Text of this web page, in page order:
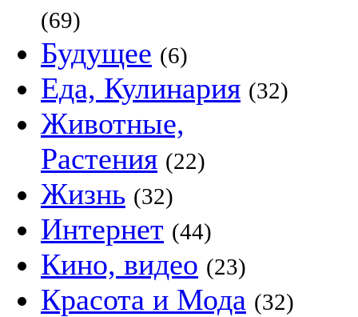
(69)
Будущее (6)
Еда, Кулинария (32)
Животные,
Растения (22)
Жизнь (32)
Интернет (44)
Кино, видео (23)
Красота и Мода (32)